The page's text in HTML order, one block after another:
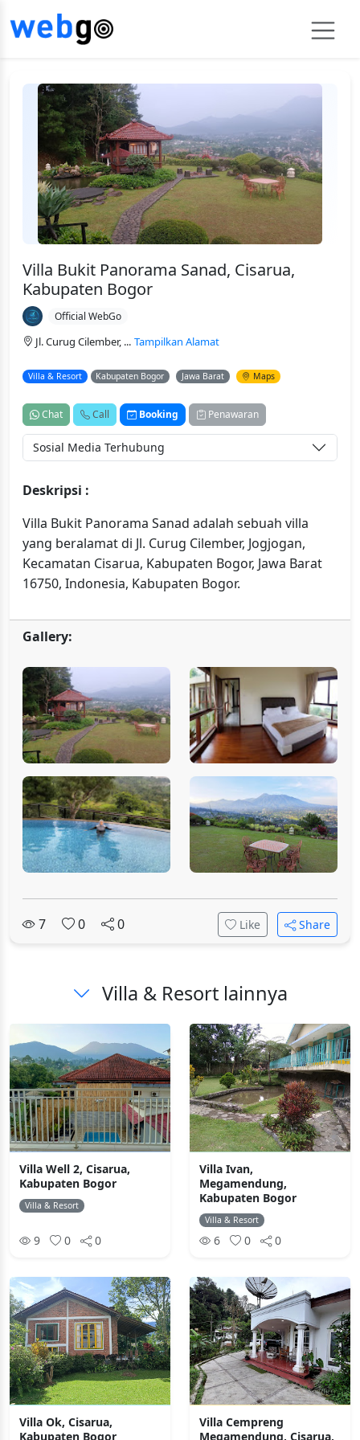
Villa Bukit Panorama Sanad, Cisarua,
Kabupaten Bogor
Official WebGo
Jl. Curug Cilember, ... Tampilkan Alamat
Villa & Resort Kabupaten Bogor Jawa Barat Maps
Chat Call Booking Penawaran
Sosial Media Terhubung
Deskripsi :
Villa Bukit Panorama Sanad adalah sebuah villa
yang beralamat di Jl. Curug Cilember, Jogjogan,
Kecamatan Cisarua, Kabupaten Bogor, Jawa Barat
16750, Indonesia, Kabupaten Bogor.
Gallery:
7 0 0 Like Share
Villa & Resort lainnya
Villa Well 2, Cisarua,
Kabupaten Bogor
Villa & Resort
9 0 0
Villa Ivan,
Megamendung,
Kabupaten Bogor
Villa & Resort
6 0 0
Villa Ok, Cisarua,
Kabupaten Bogor
Villa Cempreng
Megamendung, Cisarua,